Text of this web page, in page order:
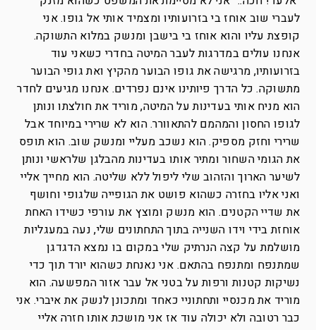
לעברי שוב אוחז בי בזרועותיו ומצמיד אותי אל גופו. אני
קופצת עליו והוא אוחז בי בישבן ומנשק במלוא התשוקה.
אנחנו עולים במדרגות לעבר המיטה בחדרי כשאני עוד
בזרועותיו, מרגישה את גופו הבוער מהקיץ ואת גופי הבוער
מתשוקה. כל הדרך פיותינו אינם נפרדים. אנחנו מגיעים לחדר
הוא מניח אותי בעדינות על המיטה, מוריד את חולצתו ונותן
לגופו החסון והמהמם להתאוורר. הוא לא שרירי במיוחד אבל
שרירי וחזק מספיק. הוא נשכב מעליי ומנשק שוב. הוא תופס
את הגומי השחור ומתיר אותו בעדינות מהבלגן שלראשי ונותן
לשיער הארוך והזהוב שלי ליפול ללא שליטה. הוא מחייך אליי
ואני אליו בחזרה כשהוא פושט את הגופייה שלגופי וחושף
את שדיי הקטנים. הוא מנשק ומוצץ את עורפי כשידו האחת
אוחזת בידי וידו השנייה בתוך התחתונים שלי, נעה במעגליות
מושלמת על קצה הנרתיק שלי במקום בו נמצא הדגדגן
שמתנפח ומתנפח בהתאם. אני נאנחת כשהוא יורד תוך כדי
נשיקות קטנות ורפות על בטני אל עבר אזור המפשעה. הוא
מוריד את מכנסיי ותחתוניי כאחד ומתכונן לנשק את איברי. אני
כבר רטובה ולא יכולה עוד אז אני מושכת אותו חזרה אליי